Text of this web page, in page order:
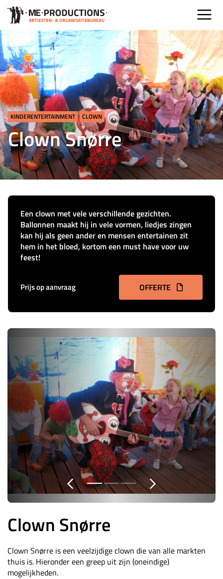
KINDERENTERTAINMENT CLOWN
Clown Snørre
Een clown met vele verschillende gezichten.
Ballonnen maakt hij in vele vormen, liedjes zingen
kan hij als geen ander en mensen entertainen zit
hem in het bloed, kortom een must have voor uw
feest!
Prijs op aanvraag OFFERTE
Clown Snørre
Clown Snørre is een veelzijdige clown die van alle markten
thuis is. Hieronder een greep uit zijn (oneindige)
mogelijkheden.